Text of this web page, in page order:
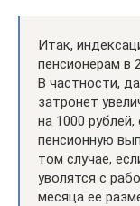
Итак,
пенсионерам в
В частности,
затронет
на 1000
пенсионную
том случае,
уволятся с
месяца ее